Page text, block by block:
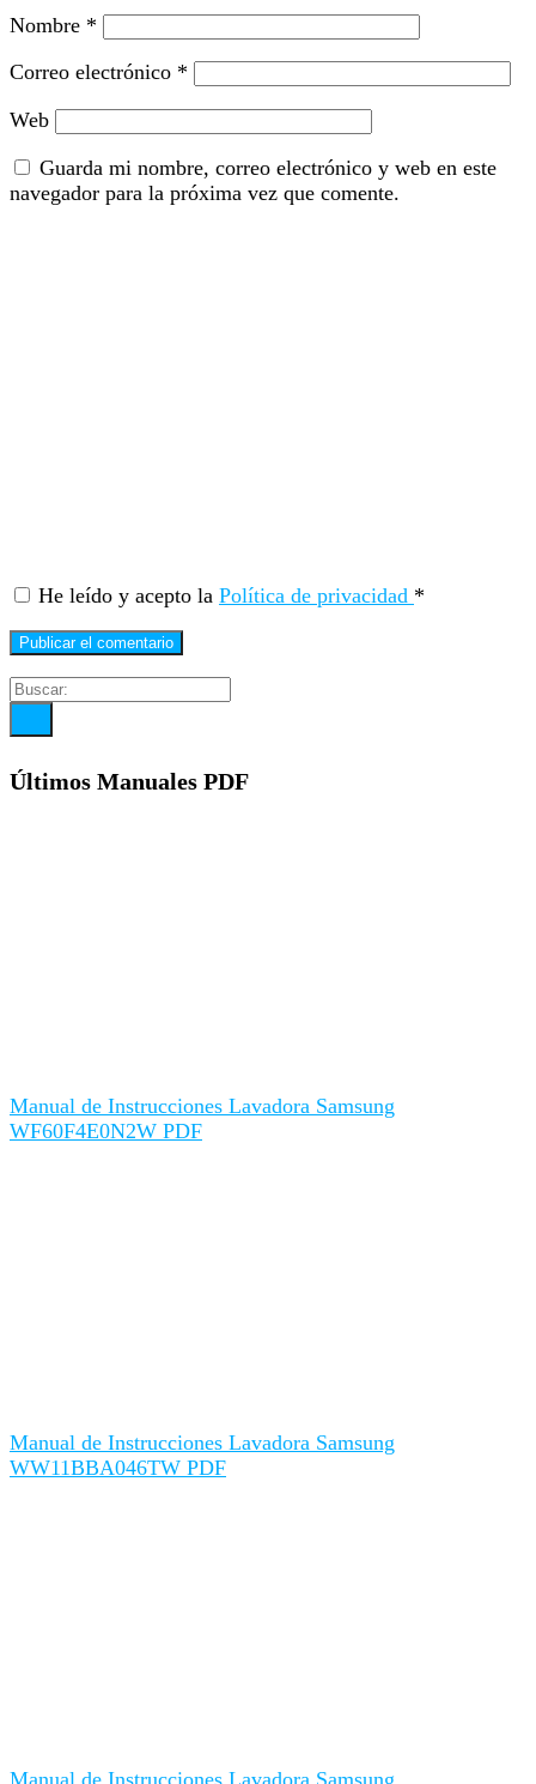
Nombre *
Correo electrónico *
Web
Guarda mi nombre, correo electrónico y web en este
navegador para la próxima vez que comente.
He leído y acepto la Política de privacidad *
Últimos Manuales PDF
Manual de Instrucciones Lavadora Samsung
WF60F4E0N2W PDF
Manual de Instrucciones Lavadora Samsung
WW11BBA046TW PDF